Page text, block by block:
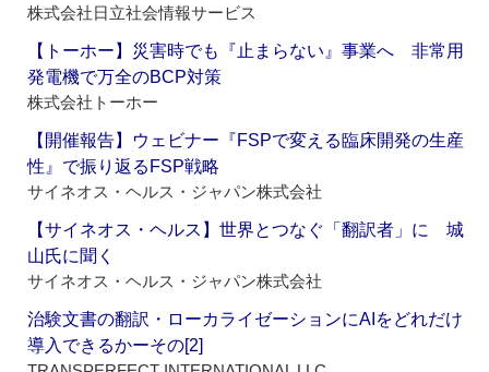
株式会社日立社会情報サービス
【トーホー】災害時でも『止まらない』事業へ 非常用
発電機で万全のBCP対策
株式会社トーホー
【開催報告】ウェビナー『FSPで変える臨床開発の生産
性』で振り返るFSP戦略
サイネオス・ヘルス・ジャパン株式会社
【サイネオス・ヘルス】世界とつなぐ「翻訳者」に 城
山氏に聞く
サイネオス・ヘルス・ジャパン株式会社
治験文書の翻訳・ローカライゼーションにAIをどれだけ
導入できるかーその[2]